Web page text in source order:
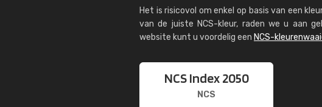
Het is risicovol om enkel op basis van een
van de juiste NCS-kleur, raden we u aan
website kunt u voordelig een NCS-
NCS Index 2050
NCS